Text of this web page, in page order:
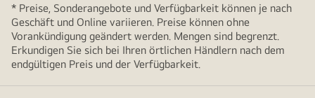
* Preise, Sonderangebote und Verfügbarkeit können je nach
Geschäft und Online variieren. Preise können ohne
Vorankündigung geändert werden. Mengen sind begrenzt.
Erkundigen Sie sich bei Ihren örtlichen Händlern nach dem
endgültigen Preis und der Verfügbarkeit.